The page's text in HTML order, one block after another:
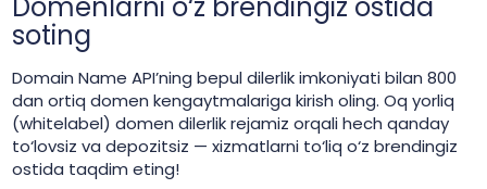
soting
Domain Name API’ning bepul dilerlik imkoniyati bilan 800
dan ortiq domen kengaytmalariga kirish oling. Oq yorliq
(whitelabel) domen dilerlik rejamiz orqali hech qanday
to‘lovsiz va depozitsiz — xizmatlarni to‘liq o‘z brendingiz
ostida taqdim eting!